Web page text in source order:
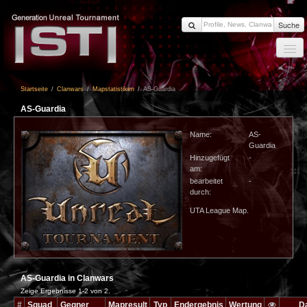
Suche
Members
Clanwars
Forum
Impressum
Login
Startseite / Clanwars / Mapstatistiken / AS-Guardia
AS-Guardia
Name:
AS-
Guardia
Hinzugefügt
am:
-
bearbeitet
durch:
-
UTA League Map.
AS-Guardia in Clanwars
Zeige Ergebnisse 1-2 von 2.
# Squad Gegner Mapresult Typ Endergebnis Wertung